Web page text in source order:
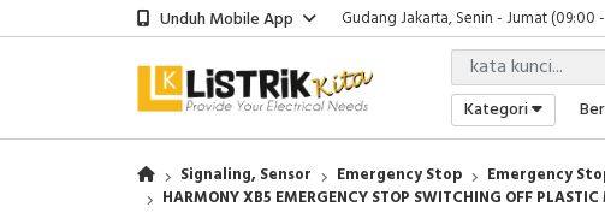
Unduh Mobile App
Gudang Jakarta, Senin - Jumat (09:00
Showroom Bali, Senin - Jumat (09:00
Kantor Jakarta, Senin - Jumat (08:00 -
Gudang Jakarta, Senin - Jumat (09:00
Showroom Bali, Senin - Jumat (09:00 -
Kategori
Signaling, Sensor Emergency Stop Emergency
HARMONY XB5 EMERGENCY STOP SWITCHING OFF